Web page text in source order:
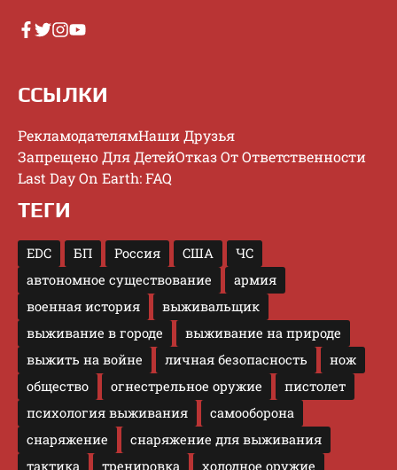
ССЫЛКИ
РекламодателямНаши Друзья
Запрещено Для ДетейОтказ От Ответственности
Last Day On Earth: FAQ
ТЕГИ
EDC БП Россия США
ЧС
автономное существование
армия
военная история
выживальщик
выживание в городе
выживание на природе
выжить на войне
личная безопасность
нож
общество
огнестрельное оружие
пистолет
психология выживания
самооборона
снаряжение
снаряжение для выживания
тактика
тренировка холодное оружие